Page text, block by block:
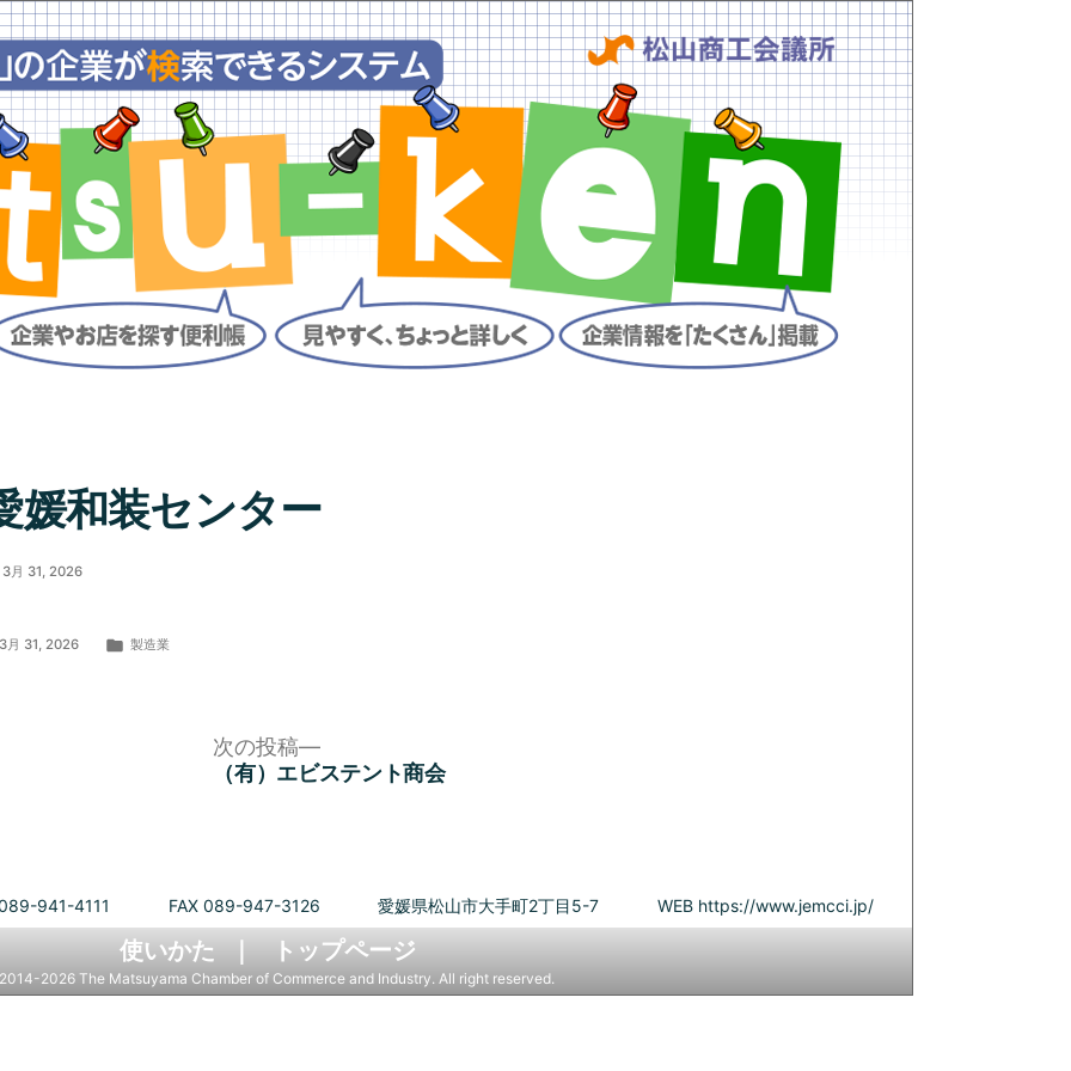
媛和装センター
3月 31, 2026
月 31, 2026
カ
製造業
次の投稿
次
の
（有）エビステント商会
941-4111 FAX 089-947-3126 愛媛県松山市大手町2丁目5-7 WEB https://www.jemcci.jp/
使いかた トップページ
2026 The Matsuyama Chamber of Commerce and Industry. All right reserved.